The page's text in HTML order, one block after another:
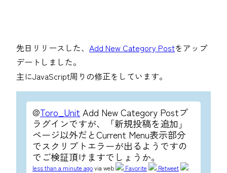
先日リリースした、 Add New Category Postをアップ
デートしました。
主にJavaScript周りの修正をしています。
@Toro_Unit Add New Category Postプ
ラグインですが、「新規投稿を追加」
ページ以外だとCurrent Menu表示部分
でスクリプトエラーが出るようですの
でご検証頂けますでしょうか。
less than a minute agovia web Favorite
Retweet